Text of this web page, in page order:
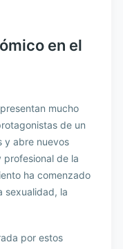
en el
mucho
de un
y abre nuevos
de la
ha comenzado
sexualidad, la
por estos